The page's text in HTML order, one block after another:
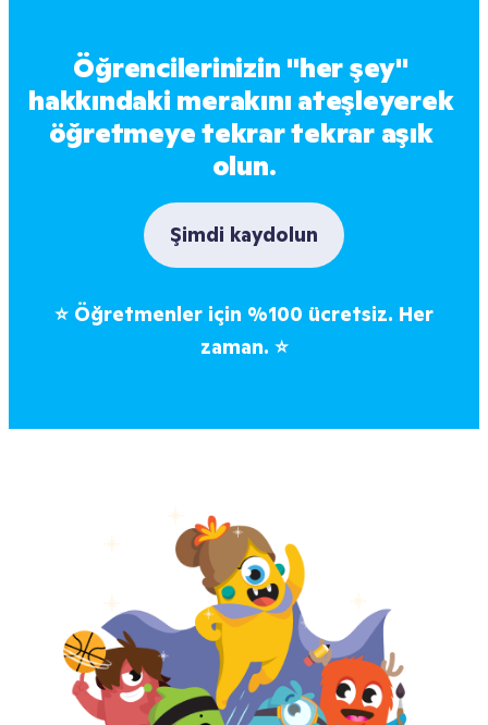
Öğrencilerinizin "her şey"
hakkındaki merakını ateşleyerek
öğretmeye tekrar tekrar aşık
olun.
Şimdi kaydolun
⭐ Öğretmenler için %100 ücretsiz. Her
zaman. ⭐